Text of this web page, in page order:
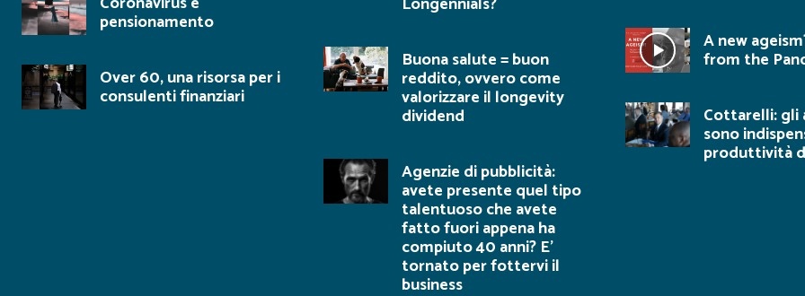
pensionamento
Over 60, una risorsa per i
consulenti finanziari
Buona salute = buon
reddito, ovvero come
valorizzare il longevity
dividend
Agenzie di pubblicità:
avete presente quel tipo
talentuoso che avete
fatto fuori appena ha
compiuto 40 anni? E’
tornato per fottervi il
business
A new
from the
Cottarelli: gli
sono
produttività